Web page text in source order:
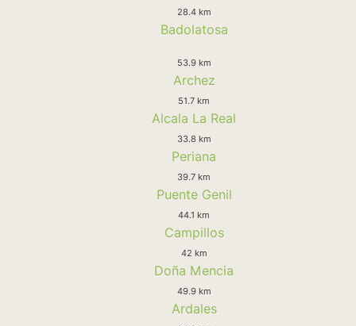
28.4 km
Badolatosa
53.9 km
Archez
51.7 km
Alcala La Real
33.8 km
Periana
39.7 km
Puente Genil
44.1 km
Campillos
42 km
Doña Mencia
49.9 km
Ardales